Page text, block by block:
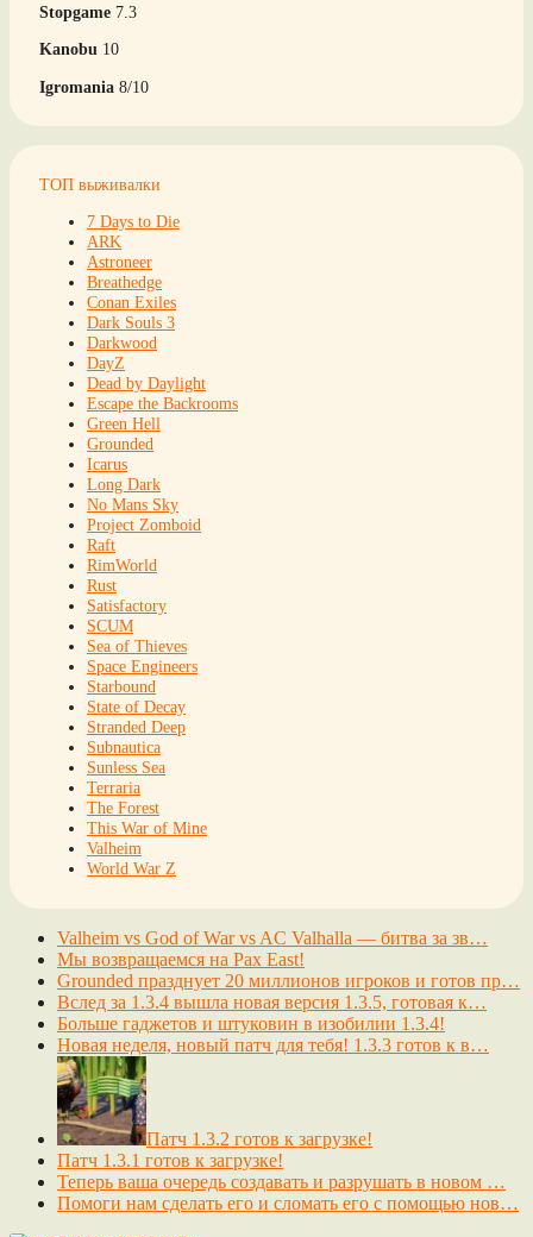
Stopgame 7.3
Kanobu 10
Igromania 8/10
ТОП выживалки
7 Days to Die
ARK
Astroneer
Breathedge
Conan Exiles
Dark Souls 3
Darkwood
DayZ
Dead by Daylight
Escape the Backrooms
Green Hell
Grounded
Icarus
Long Dark
No Mans Sky
Project Zomboid
Raft
RimWorld
Rust
Satisfactory
SCUM
Sea of Thieves
Space Engineers
Starbound
State of Decay
Stranded Deep
Subnautica
Sunless Sea
Terraria
The Forest
This War of Mine
Valheim
World War Z
Valheim vs God of War vs AC Valhalla — битва за зв…
Мы возвращаемся на Pax East!
Grounded празднует 20 миллионов игроков и готов пр…
Вслед за 1.3.4 вышла новая версия 1.3.5, готовая к…
Больше гаджетов и штуковин в изобилии 1.3.4!
Новая неделя, новый патч для тебя! 1.3.3 готов к в…
Патч 1.3.2 готов к загрузке!
Патч 1.3.1 готов к загрузке!
Теперь ваша очередь создавать и разрушать в новом …
Помоги нам сделать его и сломать его с помощью нов…